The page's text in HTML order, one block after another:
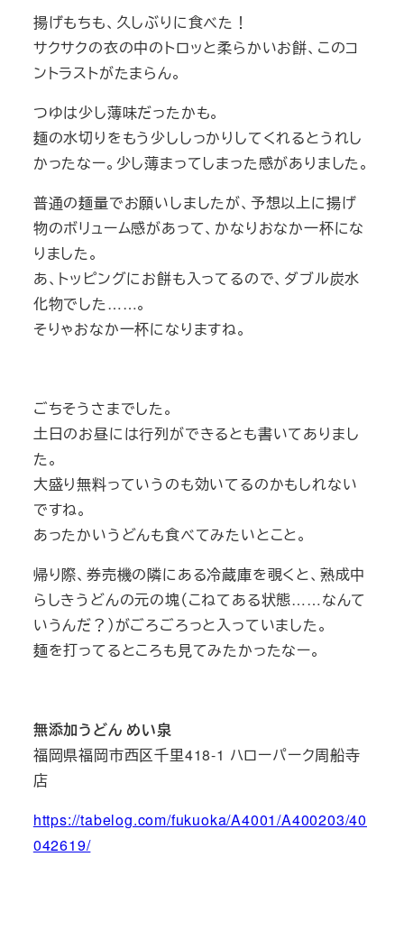
揚げもちも、久しぶりに食べた！
サクサクの衣の中のトロッと柔らかいお餅、このコ
ントラストがたまらん。
つゆは少し薄味だったかも。
麺の水切りをもう少ししっかりしてくれるとうれし
かったなー。少し薄まってしまった感がありました。
普通の麺量でお願いしましたが、予想以上に揚げ
物のボリューム感があって、かなりおなか一杯にな
りました。
あ、トッピングにお餅も入ってるので、ダブル炭水
化物でした……。
そりゃおなか一杯になりますね。
ごちそうさまでした。
土日のお昼には行列ができるとも書いてありまし
た。
大盛り無料っていうのも効いてるのかもしれない
ですね。
あったかいうどんも食べてみたいとこと。
帰り際、券売機の隣にある冷蔵庫を覗くと、熟成中
らしきうどんの元の塊（こねてある状態……なんて
いうんだ？）がごろごろっと入っていました。
麺を打ってるところも見てみたかったなー。
無添加うどん めい泉
福岡県福岡市西区千里418-1 ハローパーク周船寺
店
https://tabelog.com/fukuoka/A4001/A400203/40
042619/